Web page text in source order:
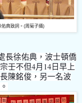
典致詞。(周菊子攝)
長徐佑典，波士頓僑
壬不但4月 14 日早上
陳銘俊，另一名波